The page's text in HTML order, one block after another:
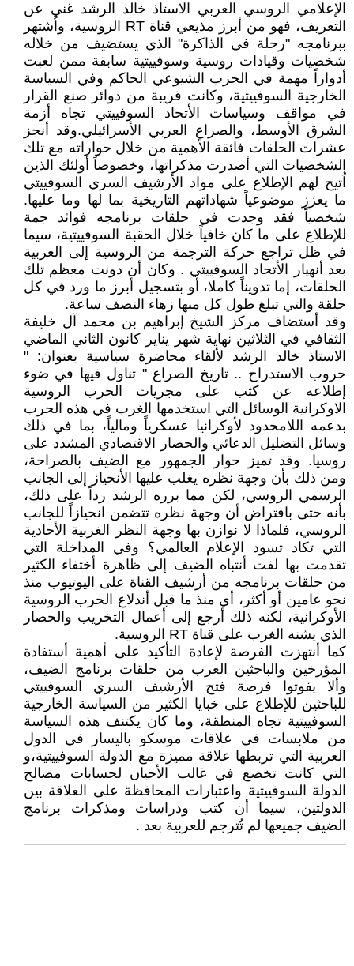
الإعلامي الروسي العربي الاستاذ خالد الرشد غني عن
التعريف، فهو من أبرز مذيعي قناة RT الروسية، واُشتهر
ببرنامجه "رحلة في الذاكرة" الذي يستضيف من خلاله
شخصيات وقيادات روسية وسوفييتية سابقة ممن لعبت
أدواراً مهمة في الحزب الشيوعي الحاكم وفي السياسة
الخارجية السوفييتية، وكانت قريبة من دوائر صنع القرار
في مواقف وسياسات الأتحاد السوفييتي تجاه أزمة
الشرق الأوسط، والصراع العربي الأسرائيلي.وقد أنجز
عشرات الحلقات فائقة الأهمية من خلال حواراته مع تلك
الشخصيات التي أصدرت مذكراتها، وخصوصاً أولئك الذين
اُتيح لهم الإطلاع على مواد الأرشيف السري السوفييتي
ما يعزز موضوعياً شهاداتهم التاريخية بما لها وما عليها.
شخصياً فقد وجدت في حلقات برنامجه فوائد جمة
للإطلاع على ما كان خافياً خلال الحقبة السوفييتية، سيما
في ظل تراجع حركة الترجمة من الروسية إلى العربية
بعد أنهيار الأتحاد السوفييتي . وكان أن دونت معظم تلك
الحلقات، إما تدويناً كاملا، أو بتسجيل أبرز ما ورد في كل
حلقة والتي تبلغ طول كل منها زهاء النصف ساعة.
وقد أستضاف مركز الشيخ إبراهيم بن محمد آل خليفة
الثقافي في الثلاثين نهاية شهر يناير كانون الثاني الماضي
الاستاذ خالد الرشد لألقاء محاضرة سياسية بعنوان: "
حروب الاستدراج .. تاريخ الصراع " تناول فيها في ضوء
إطلاعه عن كثب على مجريات الحرب الروسية
الاوكرانية الوسائل التي استخدمها الغرب في هذه الحرب
بدعمه اللامحدود لأوكرانيا عسكرياً ومالياً، بما في ذلك
وسائل التضليل الدعائي والحصار الاقتصادي المشدد على
روسيا. وقد تميز حوار الجمهور مع الضيف بالصراحة،
ومن ذلك بأن وجهة نظره يغلب عليها الأنحياز إلى الجانب
الرسمي الروسي، لكن مما برره الرشد رداً على ذلك،
بأنه حتى بافتراض أن وجهة نظره تتضمن انحيازاً للجانب
الروسي، فلماذا لا نوازن بها وجهة النظر الغربية الأحادية
التي تكاد تسود الإعلام العالمي؟ وفي المداخلة التي
تقدمت بها لفت أنتباه الضيف إلى ظاهرة أختفاء الكثير
من حلقات برنامجه من أرشيف القناة على اليوتيوب منذ
نحو عامين أو أكثر، أي منذ ما قبل أندلاع الحرب الروسية
الأوكرانية، لكنه ذلك أرجع إلى أعمال التخريب والحصار
الذي يشنه الغرب على قناة RT الروسية.
كما أنتهزت الفرصة لإعادة التأكيد على أهمية أستفادة
المؤرخين والباحثين العرب من حلقات برنامج الضيف،
وألا يفوتوا فرصة فتح الأرشيف السري السوفييتي
للباحثين للإطلاع على خبايا الكثير من السياسة الخارجية
السوفييتية تجاه المنطقة، وما كان يكتنف هذه السياسة
من ملابسات في علاقات موسكو باليسار في الدول
العربية التي تربطها علاقة مميزة مع الدولة السوفييتية،و
التي كانت تخصع في غالب الأحيان لحسابات مصالح
الدولة السوفييتية واعتبارات المحافظة على العلاقة بين
الدولتين، سيما أن كتب ودراسات ومذكرات برنامج
الضيف جميعها لم تُترجم للعربية بعد .